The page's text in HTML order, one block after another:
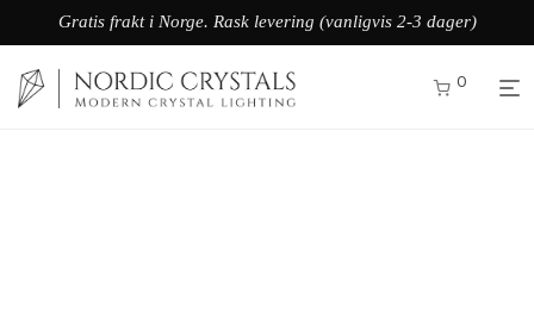
Gratis frakt i Norge. Rask levering (vanligvis 2-3 dager)
0